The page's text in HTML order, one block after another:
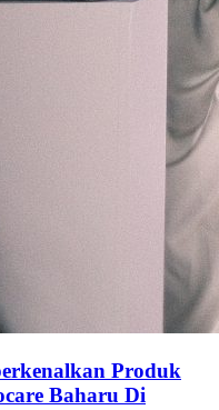
Produk
Baharu Di